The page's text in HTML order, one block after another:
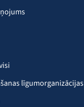
līgumorganizācijas